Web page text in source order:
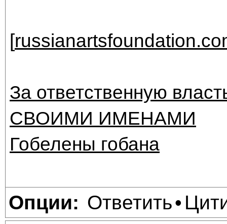
[
За ответственную
СВОИМИ ИМЕНАМИ
Гобелены гобана
Опции: Ответить•